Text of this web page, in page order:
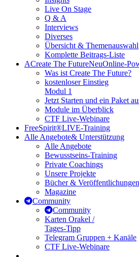
Live On Stage
Q & A
Interviews
Diverses
Übersicht & Themenauswahl
Komplette Beitrags-Liste
ACreate The FutureNeuOnline-
Was ist Create The Future?
kostenloser Einstieg
Modul 1
Jetzt Starten und ein Paket
Module im Überblick
CTF Live-Webinare
FreeSpirit®LIVE-Training
Alle Angebote& Unterstützung
Alle Angebote
Bewusstseins-Training
Private Coachings
Unsere Projekte
Bücher & Veröffentlichungen
Magazine
Community
Community
Karten Orakel /
Tages-Tipp
Telegram Gruppen + Kanäle
CTF Live-Webinare